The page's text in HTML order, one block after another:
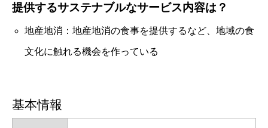
提供するサステナブルなサービス内容は？
地産地消：地産地消の食事を提供するなど、地域の食
文化に触れる機会を作っている
基本情報